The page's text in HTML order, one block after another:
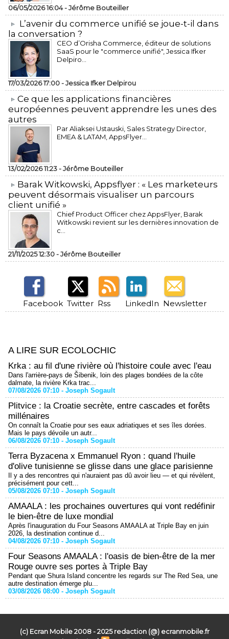
06/05/2026 16:04 -Jérôme Bouteiller
L’avenir du commerce unifié se joue-t-il dans
la conversation ?
CEO d’Orisha Commerce, éditeur de solutions
SaaS pour le "commerce unifié", Jessica Ifker
Delpiro...
17/03/2026 17:00 -Jessica Ifker Delpirou
​Ce que les applications financières
européennes peuvent apprendre les unes des
autres
Par Aliaksei Ustauski, Sales Strategy Director,
EMEA & LATAM, AppsFlyer...
13/02/2026 11:23 -Jérôme Bouteiller
​Barak Witkowski, Appsflyer : « Les marketeurs
peuvent désormais visualiser un parcours
client unifié »
Chief Product Officer chez AppsFlyer, ​Barak
Witkowski revient sur les dernières innovation de
c...
21/11/2025 12:30 -Jérôme Bouteiller
Facebook Twitter Rss LinkedIn Newsletter
A LIRE SUR ECOLOCHIC
Krka : au fil d'une rivière où l'histoire coule avec l'eau
Dans l'arrière-pays de Šibenik, loin des plages bondées de la côte
dalmate, la rivière Krka trac...
07/08/2026 07:10 - Joseph Sogault
Plitvice : la Croatie secrète, entre cascades et forêts
millénaires
On connaît la Croatie pour ses eaux adriatiques et ses îles dorées.
Mais le pays dévoile un autr...
06/08/2026 07:10 - Joseph Sogault
Terra Byzacena x Emmanuel Ryon : quand l'huile
d'olive tunisienne se glisse dans une glace parisienne
Il y a des rencontres qui n'auraient pas dû avoir lieu — et qui révèlent,
précisément pour cett...
05/08/2026 07:10 - Joseph Sogault
AMAALA : les prochaines ouvertures qui vont redéfinir
le bien-être de luxe mondial
Après l'inauguration du Four Seasons AMAALA at Triple Bay en juin
2026, la destination continue d...
04/08/2026 07:10 - Joseph Sogault
Four Seasons AMAALA : l'oasis de bien-être de la mer
Rouge ouvre ses portes à Triple Bay
Pendant que Shura Island concentre les regards sur The Red Sea, une
autre destination émerge plu...
03/08/2026 08:00 - Joseph Sogault
(c) Ecran Mobile 2008 - 2025 redaction (@) ecranmobile.fr